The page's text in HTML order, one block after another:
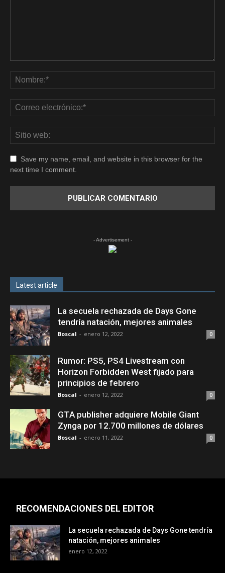
Save my name, email, and website in this browser for the
next time I comment.
- Advertisement -
Latest article
La secuela rechazada de Days Gone
tendría natación, mejores animales
Boscal - enero 12, 2022 0
Rumor: PS5, PS4 Livestream con
Horizon Forbidden West fijado para
principios de febrero
Boscal - enero 12, 2022 0
GTA publisher adquiere Mobile Giant
Zynga por 12.700 millones de dólares
Boscal - enero 11, 2022 0
RECOMENDACIONES DEL EDITOR
La secuela rechazada de Days Gone tendría
natación, mejores animales
enero 12, 2022